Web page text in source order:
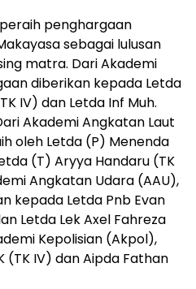
penghargaan
sebagai lulusan
matra. Dari Akademi
diberikan kepada Letda
IV) dan Letda Inf Muh.
Akademi Angkatan Laut
oleh Letda (P) Menenda
(T) Aryya Handaru (TK
Angkatan Udara (AAU),
kepada Letda Pnb Evan
Letda Lek Axel Fahreza
Kepolisian (Akpol),
(TK IV) dan Aipda Fathan